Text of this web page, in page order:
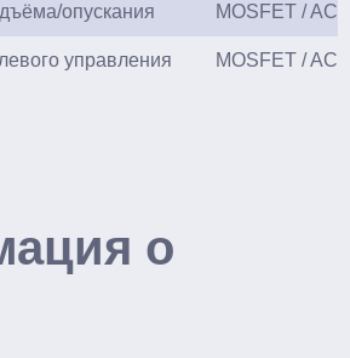
опускания MOSFET / AC
управления MOSFET / AC
о